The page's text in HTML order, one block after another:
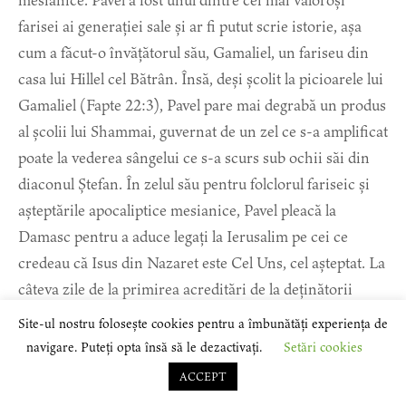
farisei ai generației sale și ar fi putut scrie istorie, așa
cum a făcut-o învățătorul său, Gamaliel, un fariseu din
casa lui Hillel cel Bătrân. Însă, deși școlit la picioarele lui
Gamaliel (Fapte 22:3), Pavel pare mai degrabă un produs
al școlii lui Shammai, guvernat de un zel ce s-a amplificat
poate la vederea sângelui ce s-a scurs sub ochii săi din
diaconul Ștefan. În zelul său pentru folclorul fariseic și
așteptările apocaliptice mesianice, Pavel pleacă la
Damasc pentru a aduce legați la Ierusalim pe cei ce
credeau că Isus din Nazaret este Cel Uns, cel așteptat. La
câteva zile de la primirea acreditări de la deținătorii
succesiunii aaronice, îl vedem pe Pavel predicând în
sinagogile din Damasc că Isus este Fiul lui Dumnezeu și
οχριστός” (Fapte 9:20, 22) –
Site-ul nostru folosește cookies pentru a îmbunătăți experiența de
navigare. Puteți opta însă să le dezactivați.
Setări cookies
ACCEPT